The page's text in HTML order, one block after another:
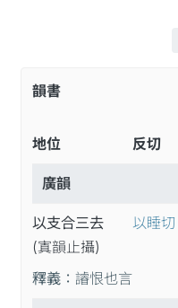
韻書
地位 反切
廣韻
以支合三去
(寘韻止攝)
以睡切
釋義： 䜜恨也言